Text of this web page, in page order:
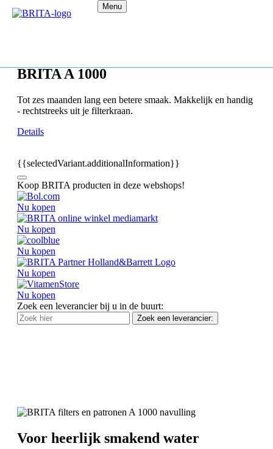
Menu
BRITA A 1000
Tot zes maanden lang een betere smaak. Makkelijk en handig
- rechtstreeks uit je filterkraan.
Details
{{selectedVariant.additionalInformation}}
Koop BRITA producten in deze webshops!
Nu kopen
Nu kopen
Nu kopen
Nu kopen
Nu kopen
Zoek een leverancier bij u in de buurt:
Zoek een leverancier:
Voor heerlijk smakend water